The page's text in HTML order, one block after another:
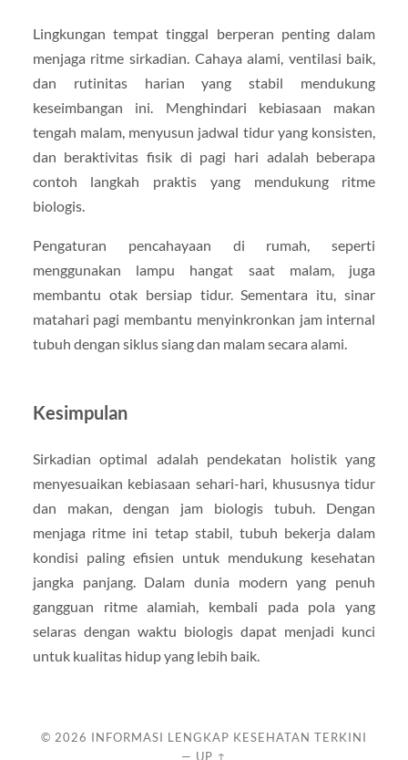
Lingkungan tempat tinggal berperan penting dalam
menjaga ritme sirkadian. Cahaya alami, ventilasi baik,
dan rutinitas harian yang stabil mendukung
keseimbangan ini. Menghindari kebiasaan makan
tengah malam, menyusun jadwal tidur yang konsisten,
dan beraktivitas fisik di pagi hari adalah beberapa
contoh langkah praktis yang mendukung ritme
biologis.
Pengaturan pencahayaan di rumah, seperti
menggunakan lampu hangat saat malam, juga
membantu otak bersiap tidur. Sementara itu, sinar
matahari pagi membantu menyinkronkan jam internal
tubuh dengan siklus siang dan malam secara alami.
Kesimpulan
Sirkadian optimal adalah pendekatan holistik yang
menyesuaikan kebiasaan sehari-hari, khususnya tidur
dan makan, dengan jam biologis tubuh. Dengan
menjaga ritme ini tetap stabil, tubuh bekerja dalam
kondisi paling efisien untuk mendukung kesehatan
jangka panjang. Dalam dunia modern yang penuh
gangguan ritme alamiah, kembali pada pola yang
selaras dengan waktu biologis dapat menjadi kunci
untuk kualitas hidup yang lebih baik.
© 2026 INFORMASI LENGKAP KESEHATAN TERKINI
— UP ↑